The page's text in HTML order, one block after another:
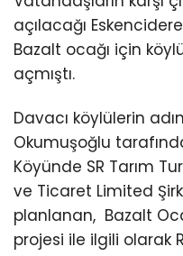
açılacağı
Bazalt ocağı için
açmıştı.
Davacı köylülerin
Okumuşoğlu
Köyünde SR Tarım
ve Ticaret Limited
planlanan, Bazalt
projesi ile ilgili olarak